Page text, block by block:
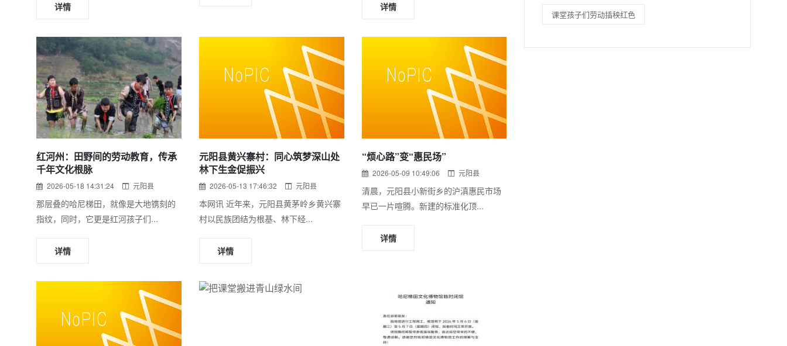
详情 详情
红河州：田野间的劳动教育，传承
千年文化根脉
2026-05-18 14:31:24 元阳县
那层叠的哈尼梯田，就像是大地镌刻的
指纹，同时，它更是红河孩子们...
详情
元阳县黄兴寨村：同心筑梦深山处
林下生金促振兴
2026-05-13 17:46:32 元阳县
本网讯 近年来，元阳县黄茅岭乡黄兴寨
村以民族团结为根基、林下经...
详情
“烦心路”变“惠民场”
2026-05-09 10:49:06 元阳县
清晨，元阳县小新街乡的沪滇惠民市场
早已一片喧腾。新建的标准化顶...
详情
课堂孩子们劳动插秧红色